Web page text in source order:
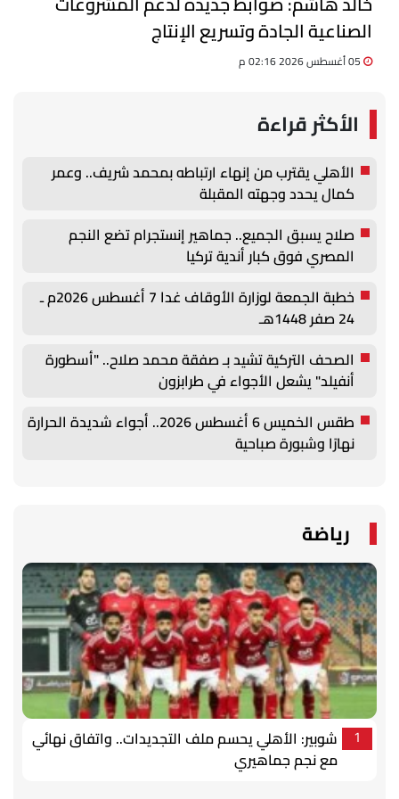
الصناعية الجادة وتسريع الإنتاج
الأكثر قراءة
الأهلي يقترب من إنهاء ارتباطه بمحمد شريف.. وعمر
كمال يحدد وجهته المقبلة
صلاح يسبق الجميع.. جماهير إنستجرام تضع النجم
المصري فوق كبار أندية تركيا
خطبة الجمعة لوزارة الأوقاف غدا 7 أغسطس 2026م ـ
24 صفر 1448هـ
الصحف التركية تشيد بـ صفقة محمد صلاح.. "أسطورة
أنفيلد" يشعل الأجواء في طرابزون
طقس الخميس 6 أغسطس 2026.. أجواء شديدة الحرارة
نهارًا وشبورة صباحية
رياضة
1
شوبير: الأهلي يحسم ملف التجديدات.. واتفاق نهائي
مع نجم جماهيري